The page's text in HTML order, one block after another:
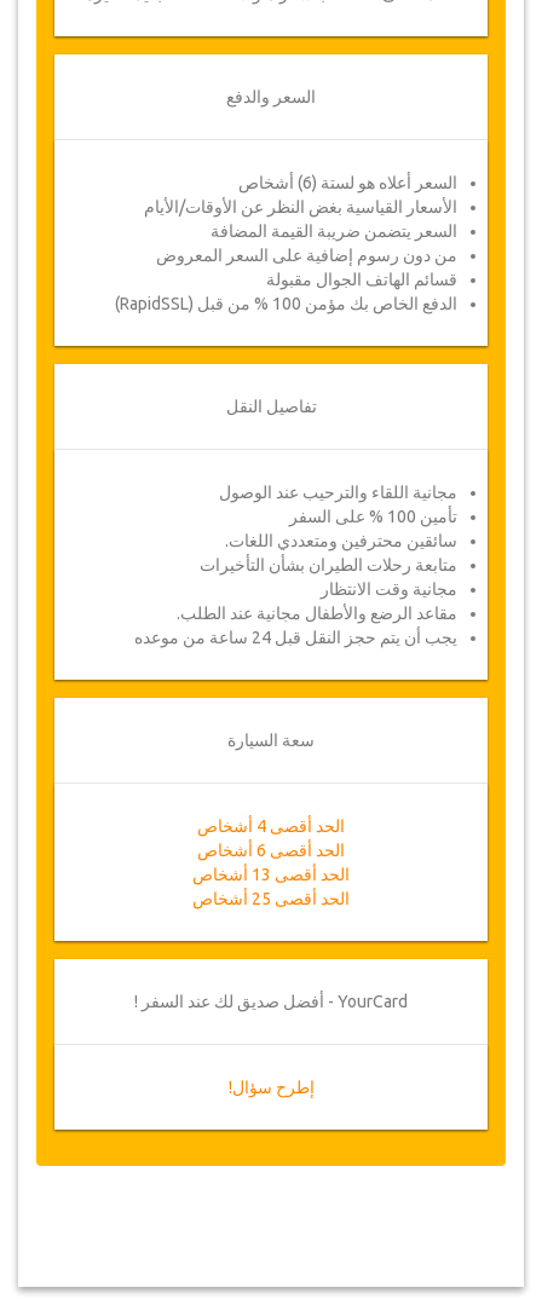
السعر والدفع
السعر أعلاه هو لستة (6) أشخاص
الأسعار القياسية بغض النظر عن الأوقات/الأيام
السعر يتضمن ضريبة القيمة المضافة
من دون رسوم إضافية على السعر المعروض
قسائم الهاتف الجوال مقبولة
الدفع الخاص بك مؤمن 100 % من قبل (RapidSSL)
تفاصيل النقل
مجانية اللقاء والترحيب عند الوصول
تأمين 100 % على السفر
سائقين محترفين ومتعددي اللغات.
متابعة رحلات الطيران بشأن التأخيرات
مجانية وقت الانتظار
مقاعد الرضع والأطفال مجانية عند الطلب.
يجب أن يتم حجز النقل قبل 24 ساعة من موعده
سعة السيارة
الحد أقصى 4 أشخاص
الحد أقصى 6 أشخاص
الحد أقصى 13 أشخاص
الحد أقصى 25 أشخاص
YourCard - أفضل صديق لك عند السفر !
إطرح سؤال!